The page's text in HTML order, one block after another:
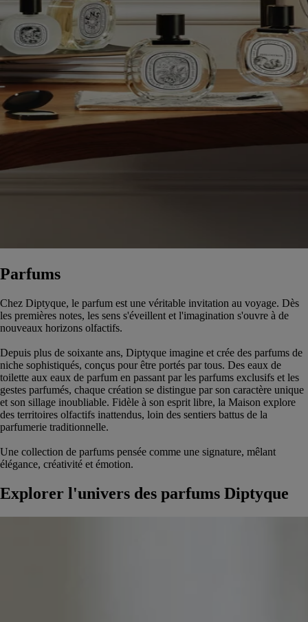
Parfums
Chez Diptyque, le parfum est une véritable invitation au voyage. Dès
les premières notes, les sens s'éveillent et l'imagination s'ouvre à de
nouveaux horizons olfactifs.
Depuis plus de soixante ans, Diptyque imagine et crée des parfums de
niche sophistiqués, conçus pour être portés par tous. Des eaux de
toilette aux eaux de parfum en passant par les parfums exclusifs et les
gestes parfumés, chaque création se distingue par son caractère unique
et son sillage inoubliable. Fidèle à son esprit libre, la Maison explore
des territoires olfactifs inattendus, loin des sentiers battus de la
parfumerie traditionnelle.
Une collection de parfums pensée comme une signature, mêlant
élégance, créativité et émotion.
Explorer l'univers des parfums Diptyque